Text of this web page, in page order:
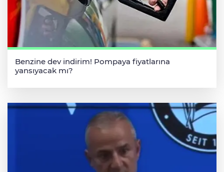
Benzine dev indirim! Pompaya fiyatlarına
yansıyacak mı?